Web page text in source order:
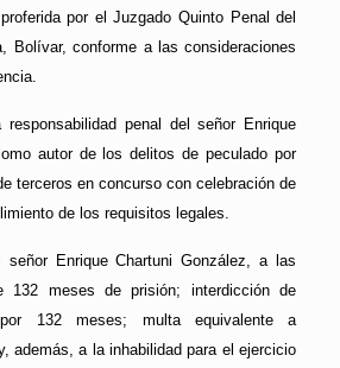
por el Juzgado Quinto Penal del
Bolívar, conforme a las consideraciones
responsabilidad penal del señor Enrique
autor de los delitos de peculado por
terceros en concurso con celebración de
de los requisitos legales.
señor Enrique Chartuni González, a las
132 meses de prisión; interdicción de
132 meses; multa equivalente a
además, a la inhabilidad para el ejercicio